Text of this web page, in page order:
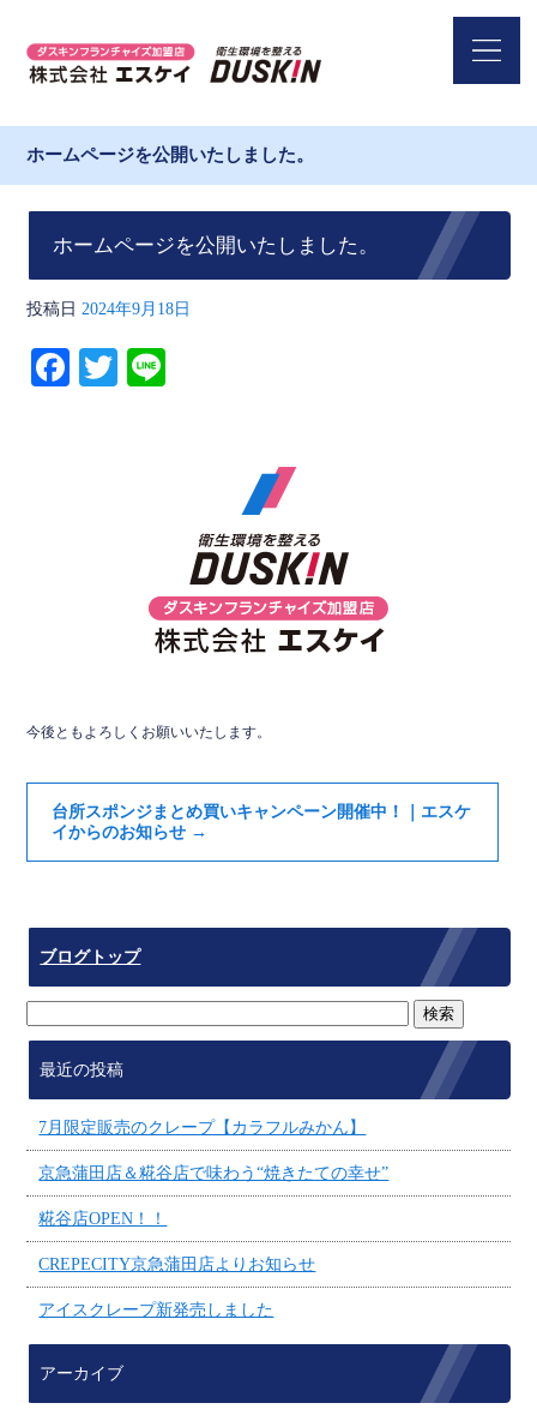
ホームページを公開いたしました。
ホームページを公開いたしました。
投稿日 2024年9月18日
Fa T
今後ともよろしくお願いいたします。
台所スポンジまとめ買いキャンペーン開催中！｜エスケ
イからのお知らせ →
ブログトップ
最近の投稿
7月限定販売のクレープ【カラフルみかん】
京急蒲田店＆糀谷店で味わう“焼きたての幸せ”
糀谷店OPEN！！
CREPECITY京急蒲田店よりお知らせ
アイスクレープ新発売しました
アーカイブ